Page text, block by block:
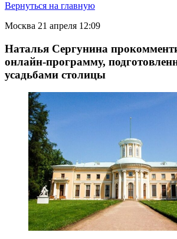
Вернуться на главную
Москва 21 апреля 12:09
Наталья Сергунина
онлайн-программу,
усадьбами столицы